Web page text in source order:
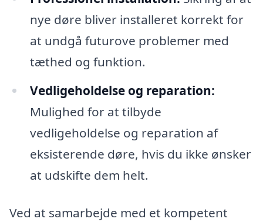
nye døre bliver installeret korrekt for
at undgå futurove problemer med
tæthed og funktion.
Vedligeholdelse og reparation:
Mulighed for at tilbyde
vedligeholdelse og reparation af
eksisterende døre, hvis du ikke ønsker
at udskifte dem helt.
Ved at samarbejde med et kompetent